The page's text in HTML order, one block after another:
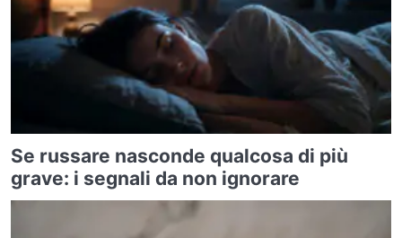
Se russare nasconde qualcosa di più
grave: i segnali da non ignorare